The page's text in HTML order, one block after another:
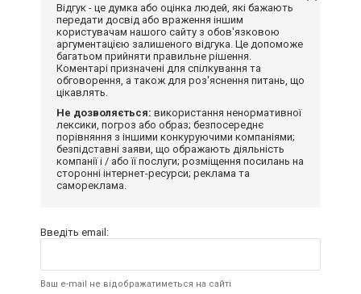
Відгук - це думка або оцінка людей, які бажають
передати досвід або враження іншим
користувачам нашого сайту з обов'язковою
аргументацією залишеного відгука. Це допоможе
багатьом прийняти правильне рішення.
Коментарі призначені для спілкування та
обговорення, а також для роз'яснення питань, що
цікавлять.
Не дозволяється: використання ненормативної
лексики, погроз або образ; безпосереднє
порівняння з іншими конкуруючими компаніями;
безпідставні заяви, що ображають діяльність
компанії і / або її послуги; розміщення посилань на
сторонні інтернет-ресурси; реклама та
самореклама.
Введіть email:
Ваш e-mail не відображатиметься на сайті